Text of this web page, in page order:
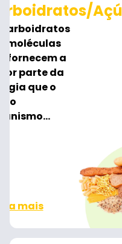
carboidratos
moléculas
fornecem a
parte da
que o
mais